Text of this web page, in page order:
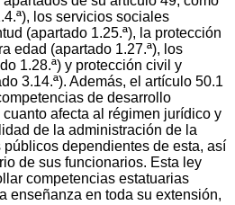
los servicios sociales
(apartado 1.25.ª), la protección
edad (apartado 1.27.ª), los
1.28.ª) y protección civil y
3.14.ª). Además, el artículo 50.1
de desarrollo
afecta al régimen jurídico y
de la administración de la
dependientes de esta, así
de sus funcionarios. Esta ley
competencias estatuarias
enseñanza en toda su extensión,